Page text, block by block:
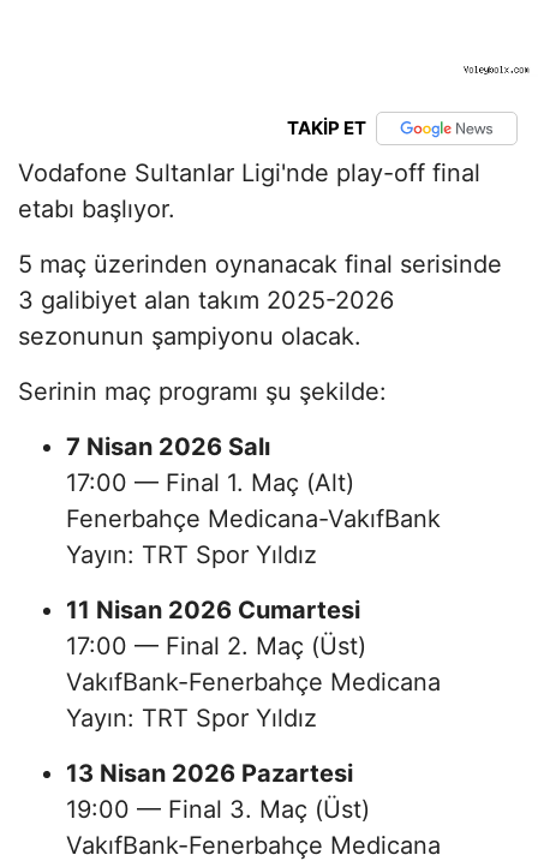
TAKİP ET
Vodafone Sultanlar Ligi'nde play-off final
etabı başlıyor.
5 maç üzerinden oynanacak final serisinde
3 galibiyet alan takım 2025-2026
sezonunun şampiyonu olacak.
Serinin maç programı şu şekilde:
7 Nisan 2026 Salı
17:00 — Final 1. Maç (Alt)
Fenerbahçe Medicana-VakıfBank
Yayın: TRT Spor Yıldız
11 Nisan 2026 Cumartesi
17:00 — Final 2. Maç (Üst)
VakıfBank-Fenerbahçe Medicana
Yayın: TRT Spor Yıldız
13 Nisan 2026 Pazartesi
19:00 — Final 3. Maç (Üst)
VakıfBank-Fenerbahçe Medicana